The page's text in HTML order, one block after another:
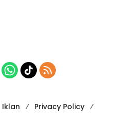
Iklan
Privacy Policy